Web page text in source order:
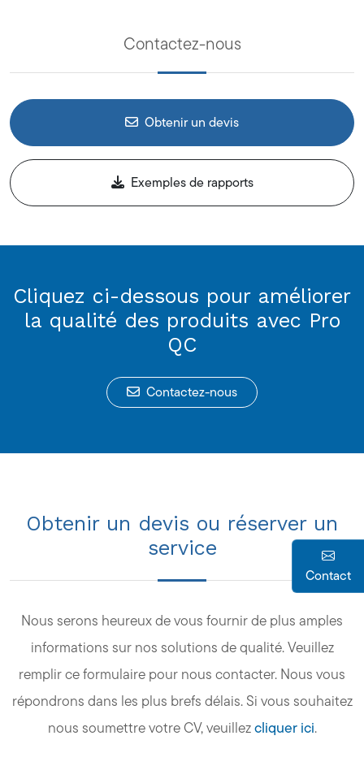
Contactez-nous
Obtenir un devis
Exemples de rapports
Cliquez ci-dessous pour améliorer
la qualité des produits avec Pro
QC
Contactez-nous
Obtenir un devis ou réserver un
service
Nous serons heureux de vous fournir de plus amples
informations sur nos solutions de qualité. Veuillez
remplir ce formulaire pour nous contacter. Nous vous
répondrons dans les plus brefs délais. Si vous souhaitez
nous soumettre votre CV, veuillezcliquer ici.
Contact